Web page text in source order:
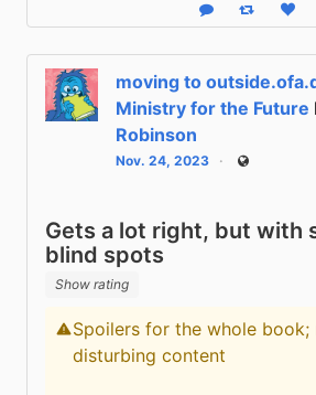
Reply Boost status
Like
moving to
Ministry for the Future
Robinson
Nov. 24, 2023 Public
Gets a lot right, but with
blind spots
Show rating
Content warning
Spoilers for the whole book;
disturbing content